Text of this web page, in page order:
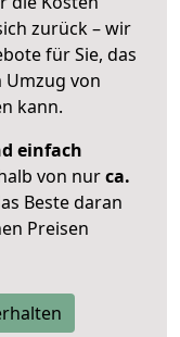
zurück – wir
für Sie, das
von
kann.
einfach
von nurca.
Beste daran
Preisen